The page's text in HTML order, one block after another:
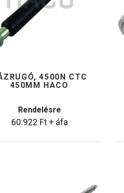
4500N CTC
450MM HACO
Rendelésre
60.922 Ft+ áfa